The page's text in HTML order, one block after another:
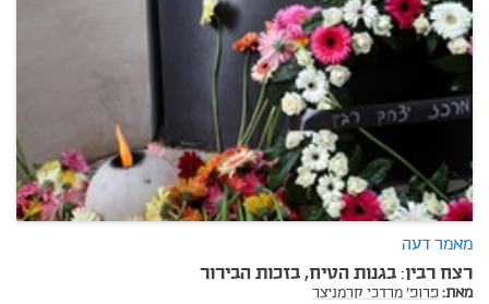
מאמר דעה
רצח רבין: בגנות הטיח, בזכות הבירור
מאת:פרופ' מרדכי קרמניצר